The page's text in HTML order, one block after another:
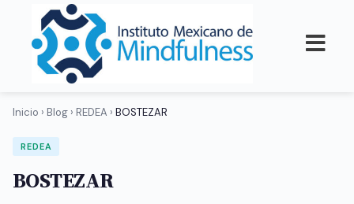
Inicio › Blog › REDEA › BOSTEZAR
REDEA
BOSTEZAR